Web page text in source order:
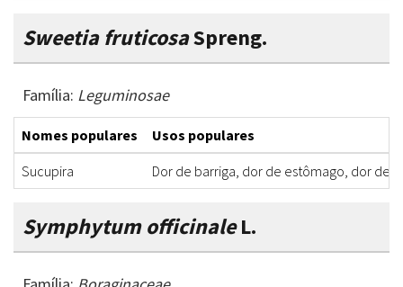
Sweetia fruticosaSpreng.
Família: Leguminosae
Nomes populares
Usos populares
Sucupira
Dor de barriga, dor de estômago, dor de
Symphytum officinaleL.